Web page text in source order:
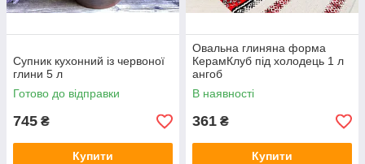
Супник кухонний із червоної
глини 5 л
Готово до відправки
745 ₴
Купити
Овальна глиняна форма
КерамКлуб під холодець 1 л
ангоб
В наявності
361 ₴
Купити